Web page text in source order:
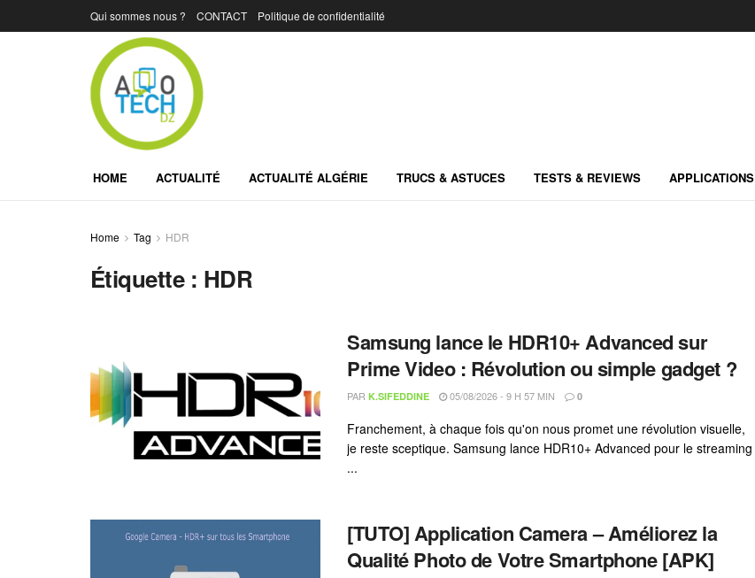
Qui sommes nous ? CONTACT Politique de confidentialité
HOME ACTUALITÉ ACTUALITÉ ALGÉRIE TRUCS & ASTUCES TESTS & REVIEWS APPLICATIONS
Home Tag HDR
Étiquette : HDR
Samsung lance le HDR10+ Advanced sur
Prime Video : Révolution ou simple gadget ?
PAR K.SIFEDDINE 05/08/2026 - 9 H 57 MIN 0
Franchement, à chaque fois qu'on nous promet une révolution visuelle,
je reste sceptique. Samsung lance HDR10+ Advanced pour le streaming
...
[TUTO] Application Camera – Améliorez la
Qualité Photo de Votre Smartphone [APK]